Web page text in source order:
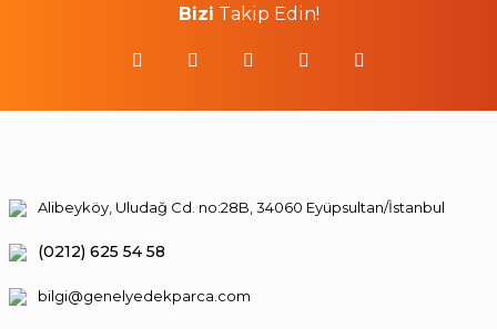
Bizi Takip Edin!
Alibeyköy, Uludağ Cd. no:28B, 34060 Eyüpsultan/İstanbul
(0212) 625 54 58
bilgi@genelyedekparca.com